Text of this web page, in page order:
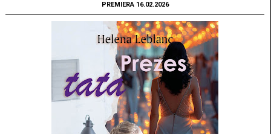
PREMIERA 16.02.2026